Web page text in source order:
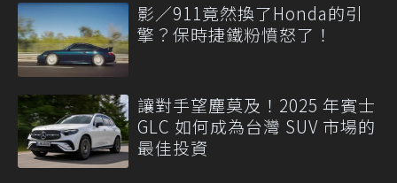
影／911竟然換了Honda的引
擎？保時捷鐵粉憤怒了！
讓對手望塵莫及！2025 年賓士
GLC 如何成為台灣 SUV 市場的
最佳投資